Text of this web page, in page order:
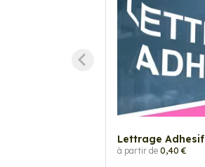
Lettrage Adhesif
à partir de 0,40 €